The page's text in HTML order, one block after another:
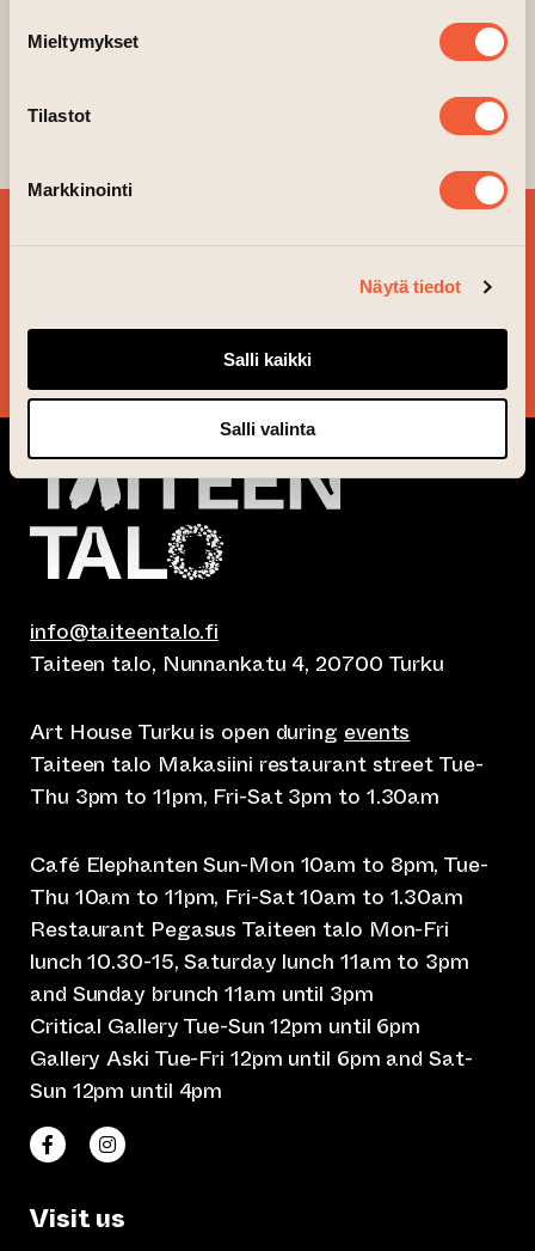
Mieltymykset
Tilastot
Markkinointi
Näytä tiedot
Salli kaikki
Salli valinta
SIGN UP FOR OUR
info@taiteentalo.fi
Taiteen talo, Nunnankatu 4, 20700 Turku
Art House Turku is open during events
Taiteen talo Makasiini restaurant street Tue-
Thu 3pm to 11pm, Fri-Sat 3pm to 1.30am
Café Elephanten Sun-Mon 10am to 8pm, Tue-
Thu 10am to 11pm, Fri-Sat 10am to 1.30am
Restaurant Pegasus Taiteen talo Mon-Fri
lunch 10.30-15, Saturday lunch 11am to 3pm
and Sunday brunch 11am until 3pm
Critical Gallery Tue-Sun 12pm until 6pm
Gallery Aski Tue-Fri 12pm until 6pm and Sat-
Sun 12pm until 4pm
Taiteen talo Facebookissa
(opens an external website)
Taiteen talo Instagramissa
(opens an external website)
Visit us